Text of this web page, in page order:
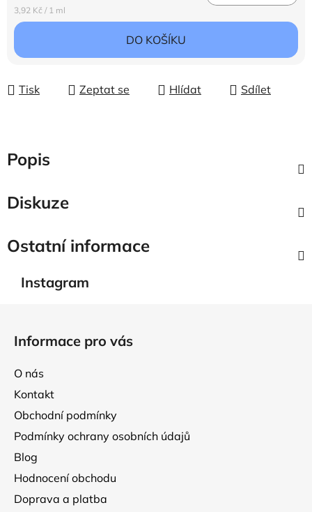
Měrná cena:
3,92 Kč / 1 ml
DO KOŠÍKU
Tisk Zeptat se Hlídat Sdílet
Popis
Diskuze
Ostatní informace
Instagram
Informace pro vás
O nás
Kontakt
Obchodní podmínky
Podmínky ochrany osobních údajů
Blog
Hodnocení obchodu
Doprava a platba